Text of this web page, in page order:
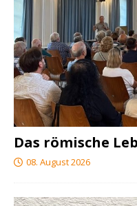
Das römische
08. August 2026